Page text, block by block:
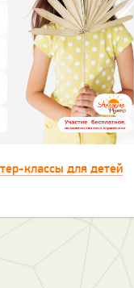
классы для детей